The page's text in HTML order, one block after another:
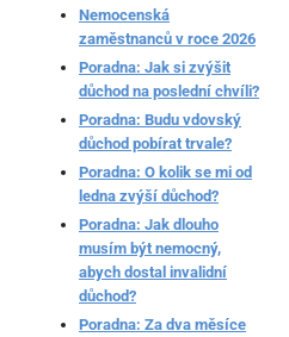
Nemocenská
zaměstnanců v roce 2026
Poradna: Jak si zvýšit
důchod na poslední chvíli?
Poradna: Budu vdovský
důchod pobírat trvale?
Poradna: O kolik se mi od
ledna zvýší důchod?
Poradna: Jak dlouho
musím být nemocný,
abych dostal invalidní
důchod?
Poradna: Za dva měsíce